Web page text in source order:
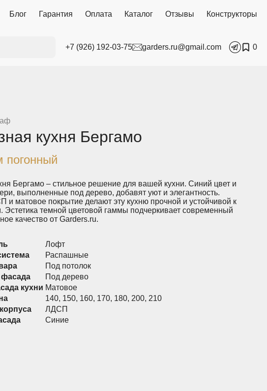
Блог Гарантия Оплата Каталог Отзывы Конструкторы
+7 (926) 192-03-75 garders.ru@gmail.com 0
кухня Бергамо
погонный
Бергамо – стильное решение для вашей кухни. Синий цвет и
выполненные под дерево, добавят уют и элегантность.
и матовое покрытие делают эту кухню прочной и устойчивой к
Эстетика темной цветовой гаммы подчеркивает современный
качество от Garders.ru.
Лофт
Распашные
Под потолок
фасада
Под дерево
кухни Матовое
140, 150, 160, 170, 180, 200, 210
ЛДСП
Синие